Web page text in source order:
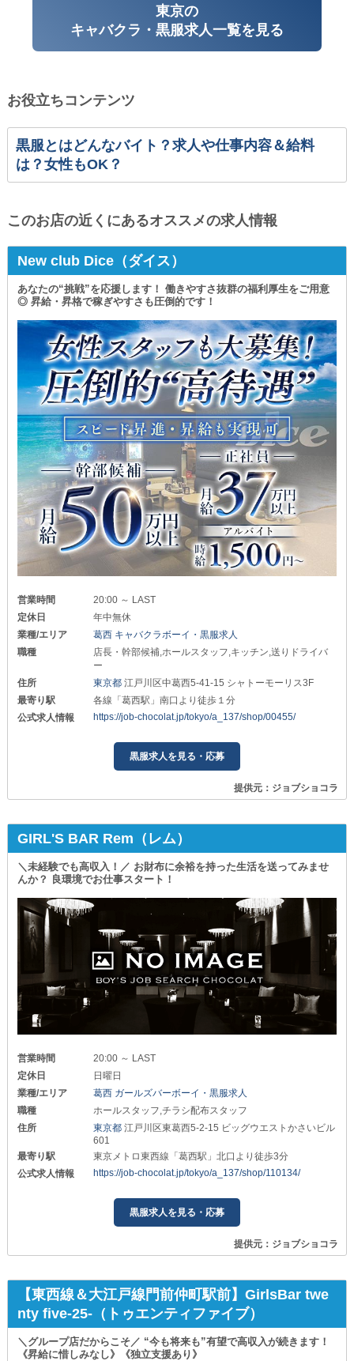
東京の
キャバクラ・黒服求人一覧を見る
お役立ちコンテンツ
黒服とはどんなバイト？求人や仕事内容＆給料
は？女性もOK？
このお店の近くにあるオススメの求人情報
New club Dice（ダイス）
あなたの“挑戦”を応援します！ 働きやすさ抜群の福利厚生をご用意
◎ 昇給・昇格で稼ぎやすさも圧倒的です！
営業時間
20:00 ～ LAST
定休日
年中無休
業種/エリア
葛西 キャバクラボーイ・黒服求人
職種
店長・幹部候補,ホールスタッフ,キッチン,送りドライバ
ー
住所
東京都江戸川区中葛西5-41-15 シャトーモーリス3F
最寄り駅
各線「葛西駅」南口より徒歩１分
公式求人情報
https://job-chocolat.jp/tokyo/a_137/shop/00455/
黒服求人を見る・応募
提供元：ジョブショコラ
GIRL'S BAR Rem（レム）
＼未経験でも高収入！／ お財布に余裕を持った生活を送ってみませ
んか？ 良環境でお仕事スタート！
営業時間
20:00 ～ LAST
定休日
日曜日
業種/エリア
葛西 ガールズバーボーイ・黒服求人
職種
ホールスタッフ,チラシ配布スタッフ
住所
東京都江戸川区東葛西5-2-15 ビッグウエストかさいビル
601
最寄り駅
東京メトロ東西線「葛西駅」北口より徒歩3分
公式求人情報
https://job-chocolat.jp/tokyo/a_137/shop/110134/
黒服求人を見る・応募
提供元：ジョブショコラ
【東西線＆大江戸線門前仲町駅前】GirlsBar twe
nty five-25-（トゥエンティファイブ）
＼グループ店だからこそ／ “今も将来も”有望で高収入が続きます！
《昇給に惜しみなし》《独立支援あり》